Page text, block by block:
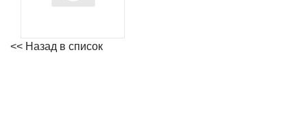
<< Назад в список